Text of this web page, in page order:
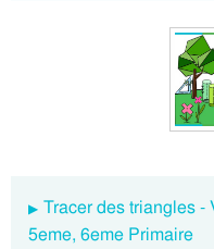
Tracer des triangles -
5eme, 6eme Primaire